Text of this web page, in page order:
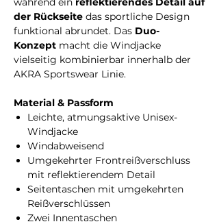
der Rückseite das sportliche Design
funktional abrundet. Das Duo-
Konzept macht die Windjacke
vielseitig kombinierbar innerhalb der
AKRA Sportswear Linie.
Material & Passform
Leichte, atmungsaktive Unisex-
Windjacke
Windabweisend
Umgekehrter Frontreißverschluss
mit reflektierendem Detail
Seitentaschen mit umgekehrten
Reißverschlüssen
Zwei Innentaschen